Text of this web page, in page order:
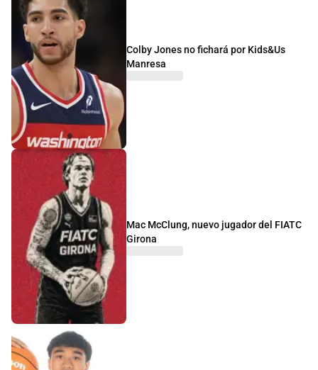
Colby Jones no fichará por Kids&Us
Manresa
Mac McClung, nuevo jugador del FIATC
Girona